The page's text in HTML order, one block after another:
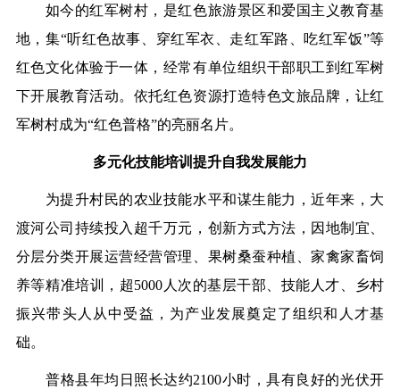
如今的红军树村，是红色旅游景区和爱国主义教育基
地，集“听红色故事、穿红军衣、走红军路、吃红军饭”等
红色文化体验于一体，经常有单位组织干部职工到红军树
下开展教育活动。依托红色资源打造特色文旅品牌，让红
军树村成为“红色普格”的亮丽名片。
多元化技能培训提升自我发展能力
为提升村民的农业技能水平和谋生能力，近年来，大
渡河公司持续投入超千万元，创新方式方法，因地制宜、
分层分类开展运营经营管理、果树桑蚕种植、家禽家畜饲
养等精准培训，超5000人次的基层干部、技能人才、乡村
振兴带头人从中受益，为产业发展奠定了组织和人才基
础。
普格县年均日照长达约2100小时，具有良好的光伏开